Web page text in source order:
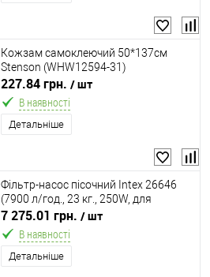
Кожзам самоклеючий 50*137см
Stenson (WHW12594-31)
227.84 грн. / шт
В наявності
Детальніше
Фільтр-насос пісочний Intex 26646
(7900 л/год., 23 кг., 250W, для
басейнів об'ємом 1100-40000 л.,
таймер, підключення Ø38 мм.)
7 275.01 грн. / шт
В наявності
Детальніше